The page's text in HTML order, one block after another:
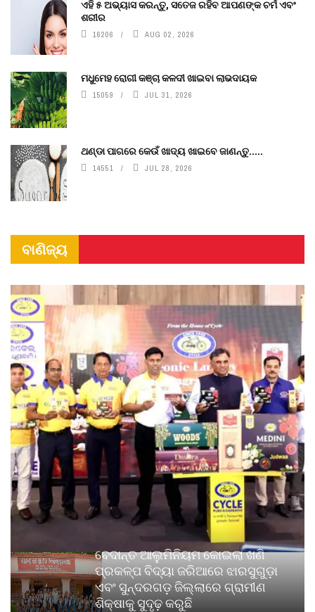
ଏହି ୫ ଅଭ୍ୟାସ କରନ୍ତୁ, ସତେଜ ରହିବ ଆପଣଙ୍କ ଚର୍ମ ଏବଂ
ଶରୀର
16206 AUG 02, 2026
ମଧୁମେହ ରୋଗୀ କଞ୍ଚା କଳଦୀ ଖାଇବା ଲାଭଦାୟକ
15059 JUL 31, 2026
ଥଣ୍ଡା ପାଗରେ କେଉଁ ଖାଦ୍ୟ ଖାଇବେ ଜାଣନ୍ତୁ.....
14551 JUL 28, 2026
ବାଣିଜ୍ୟ
ବେଦାନ୍ତ ଆଲୁମିନିୟମ କୋଇଲା ଖଣି
ପ୍ରକଳ୍ପ ବିଦ୍ୟା ଜରିଆରେ ଝାରସୁଗୁଡ଼ା
ଏବଂ ସୁନ୍ଦରଗଡ଼ ଜିଲ୍ଲାରେ ଗ୍ରାମୀଣ
ଶିକ୍ଷାକୁ ସୁଦୃଢ଼ କରୁଛି